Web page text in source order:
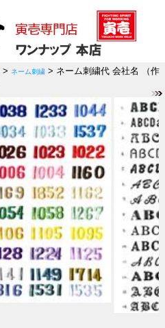
> ネーム刺繍 > ネーム刺繍代 会社名 （作